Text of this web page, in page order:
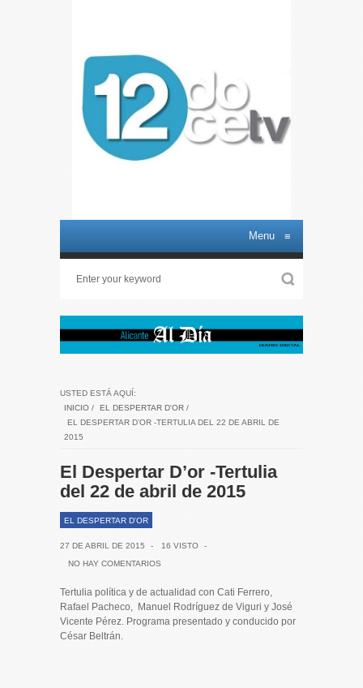
Menu ≡
USTED ESTÁ AQUÍ:
INICIO / EL DESPERTAR D'OR /
EL DESPERTAR D’OR -TERTULIA DEL 22 DE ABRIL DE
2015
El Despertar D’or -Tertulia
del 22 de abril de 2015
EL DESPERTAR D'OR
27 DE ABRIL DE 2015 - 16 VISTO
-
NO HAY COMENTARIOS
Tertulia política y de actualidad con Cati Ferrero,
Rafael Pacheco, Manuel Rodríguez de Viguri y José
Vicente Pérez. Programa presentado y conducido por
César Beltrán.